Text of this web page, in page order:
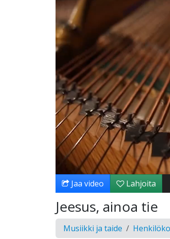
Jaa video Lahjoita
Jeesus, ainoa tie
Musiikki ja taide